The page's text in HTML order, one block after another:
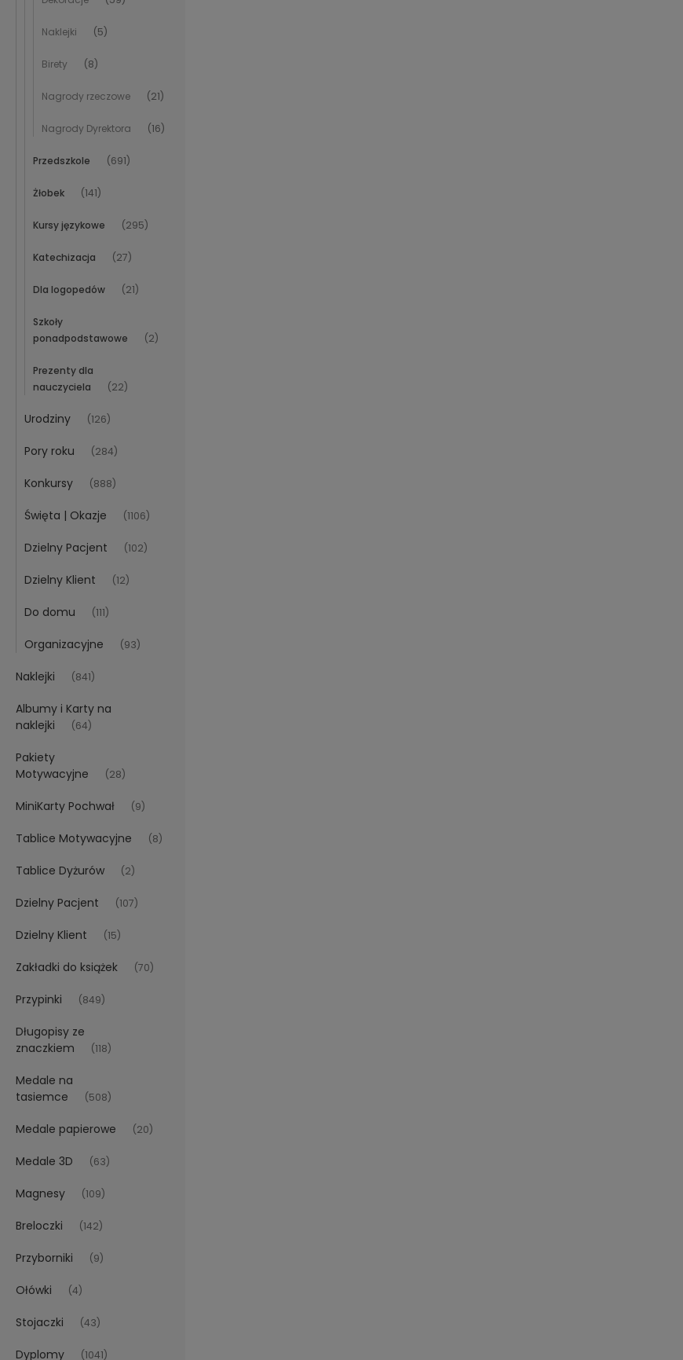
Naklejki (5)
Birety (8)
Nagrody rzeczowe (21)
Nagrody Dyrektora (16)
Przedszkole (691)
Żłobek (141)
Kursy językowe (295)
Katechizacja (27)
Dla logopedów (21)
Szkoły
ponadpodstawowe
(2)
Prezenty dla
nauczyciela
(22)
Urodziny (126)
Pory roku (284)
Konkursy (888)
Święta | Okazje (1106)
Dzielny Pacjent (102)
Dzielny Klient (12)
Do domu (111)
Organizacyjne (93)
Naklejki (841)
Albumy i Karty na
naklejki
(64)
Pakiety
Motywacyjne
(28)
MiniKarty Pochwał (9)
Tablice Motywacyjne (8)
Tablice Dyżurów (2)
Dzielny Pacjent (107)
Dzielny Klient (15)
Zakładki do książek (70)
Przypinki (849)
Długopisy ze
znaczkiem
(118)
Medale na
tasiemce
(508)
Medale papierowe (20)
Medale 3D (63)
Magnesy (109)
Breloczki (142)
Przyborniki (9)
Ołówki (4)
Stojaczki (43)
Dyplomy (1041)